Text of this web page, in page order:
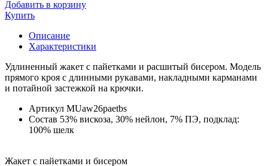
Добавить в корзину
Купить
Описание
Характеристики
Удлиненный жакет с пайетками и расшитый бисером. Модель
прямого кроя с длинными рукавами, накладными карманами
и потайной застежкой на крючки.
Артикул MUaw26paetbs
Состав 53% вискоза, 30% нейлон, 7% ПЭ, подклад:
100% шелк
Жакет с пайетками и бисером